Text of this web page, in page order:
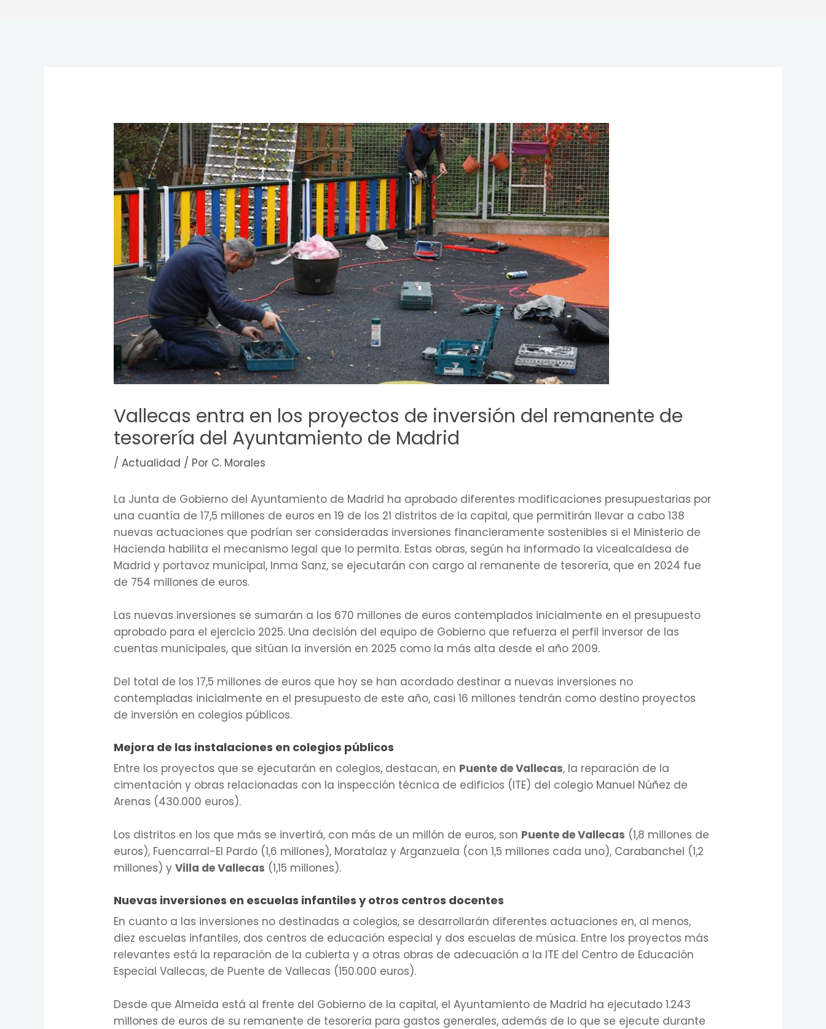
Vallecas entra en los proyectos de inversión del remanente de
tesorería del Ayuntamiento de Madrid
/Actualidad / Por C. Morales
La Junta de Gobierno del Ayuntamiento de Madrid ha aprobado diferentes modificaciones presupuestarias por
una cuantía de 17,5 millones de euros en 19 de los 21 distritos de la capital, que permitirán llevar a cabo 138
nuevas actuaciones que podrían ser consideradas inversiones financieramente sostenibles si el Ministerio de
Hacienda habilita el mecanismo legal que lo permita. Estas obras, según ha informado la vicealcaldesa de
Madrid y portavoz municipal, Inma Sanz, se ejecutarán con cargo al remanente de tesorería, que en 2024 fue
de 754 millones de euros.
Las nuevas inversiones se sumarán a los 670 millones de euros contemplados inicialmente en el presupuesto
aprobado para el ejercicio 2025. Una decisión del equipo de Gobierno que refuerza el perfil inversor de las
cuentas municipales, que sitúan la inversión en 2025 como la más alta desde el año 2009.
Del total de los 17,5 millones de euros que hoy se han acordado destinar a nuevas inversiones no
contempladas inicialmente en el presupuesto de este año, casi 16 millones tendrán como destino proyectos
de inversión en colegios públicos.
Mejora de las instalaciones en colegios públicos
Entre los proyectos que se ejecutarán en colegios, destacan, en Puente de Vallecas, la reparación de la
cimentación y obras relacionadas con la inspección técnica de edificios (ITE) del colegio Manuel Núñez de
Arenas (430.000 euros).
Los distritos en los que más se invertirá, con más de un millón de euros, son Puente de Vallecas (1,8 millones de
euros), Fuencarral-El Pardo (1,6 millones), Moratalaz y Arganzuela (con 1,5 millones cada uno), Carabanchel (1,2
millones) yVilla de Vallecas (1,15 millones).
Nuevas inversiones en escuelas infantiles y otros centros docentes
En cuanto a las inversiones no destinadas a colegios, se desarrollarán diferentes actuaciones en, al menos,
diez escuelas infantiles, dos centros de educación especial y dos escuelas de música. Entre los proyectos más
relevantes está la reparación de la cubierta y a otras obras de adecuación a la ITE del Centro de Educación
Especial Vallecas, de Puente de Vallecas (150.000 euros).
Desde que Almeida está al frente del Gobierno de la capital, el Ayuntamiento de Madrid ha ejecutado 1.243
millones de euros de su remanente de tesorería para gastos generales, además de lo que se ejecute durante